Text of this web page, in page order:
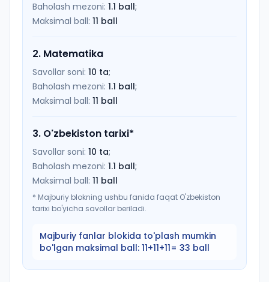
Baholash mezoni: 1.1 ball;
Maksimal ball: 11 ball
2. Matematika
Savollar soni: 10 ta;
Baholash mezoni: 1.1 ball;
Maksimal ball: 11 ball
3. O'zbekiston tarixi*
Savollar soni: 10 ta;
Baholash mezoni: 1.1 ball;
Maksimal ball: 11 ball
* Majburiy blokning ushbu fanida faqat O'zbekiston
tarixi bo'yicha savollar beriladi.
Majburiy fanlar blokida to'plash mumkin
bo'lgan maksimal ball: 11+11+11= 33 ball